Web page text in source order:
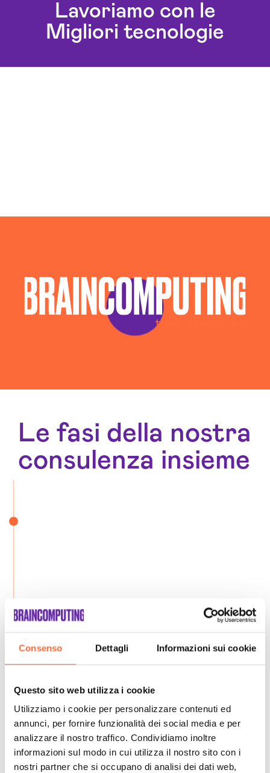
Consenso Dettagli Informazioni sui cookie
Questo sito web utilizza i cookie
Utilizziamo i cookie per personalizzare contenuti ed
annunci, per fornire funzionalità dei social media e per
analizzare il nostro traffico. Condividiamo inoltre
informazioni sul modo in cui utilizza il nostro sito con i
nostri partner che si occupano di analisi dei dati web,
Soluzioni Cloud Ogliastra
Lavoriamo con le
Migliori tecnologie
Le fasi della nostra
consulenza insieme